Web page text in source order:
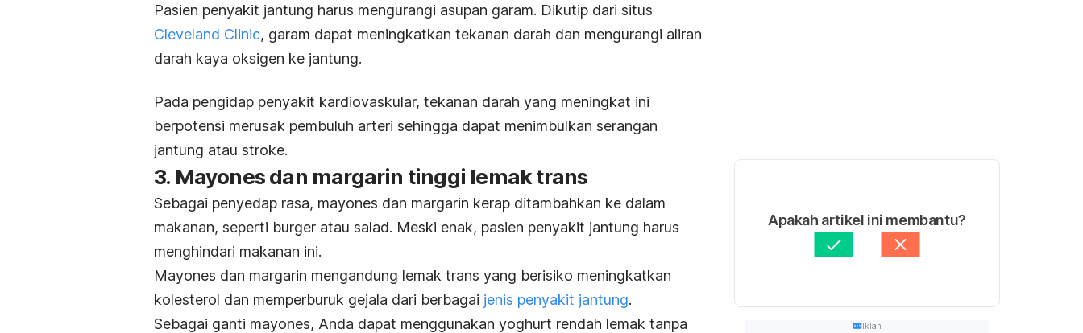
Pasien penyakit jantung harus mengurangi asupan garam. Dikutip dari situs
Cleveland Clinic, garam dapat meningkatkan tekanan darah dan mengurangi aliran
darah kaya oksigen ke jantung.
Pada pengidap penyakit kardiovaskular, tekanan darah yang meningkat ini
berpotensi merusak pembuluh arteri sehingga dapat menimbulkan serangan
jantung atau stroke.
3. Mayones dan margarin tinggi lemak trans
Sebagai penyedap rasa, mayones dan margarin kerap ditambahkan ke dalam
makanan, seperti burger atau salad. Meski enak, pasien penyakit jantung harus
menghindari makanan ini.
Mayones dan margarin mengandung lemak trans yang berisiko meningkatkan
kolesterol dan memperburuk gejala dari berbagai jenis penyakit jantung.
Sebagai ganti mayones, Anda dapat menggunakan yoghurt rendah lemak tanpa
Apakah artikel ini membantu?
Iklan